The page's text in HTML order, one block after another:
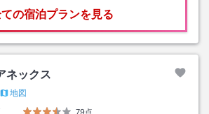
の宿泊プランを見る
ネックス
地図
79点